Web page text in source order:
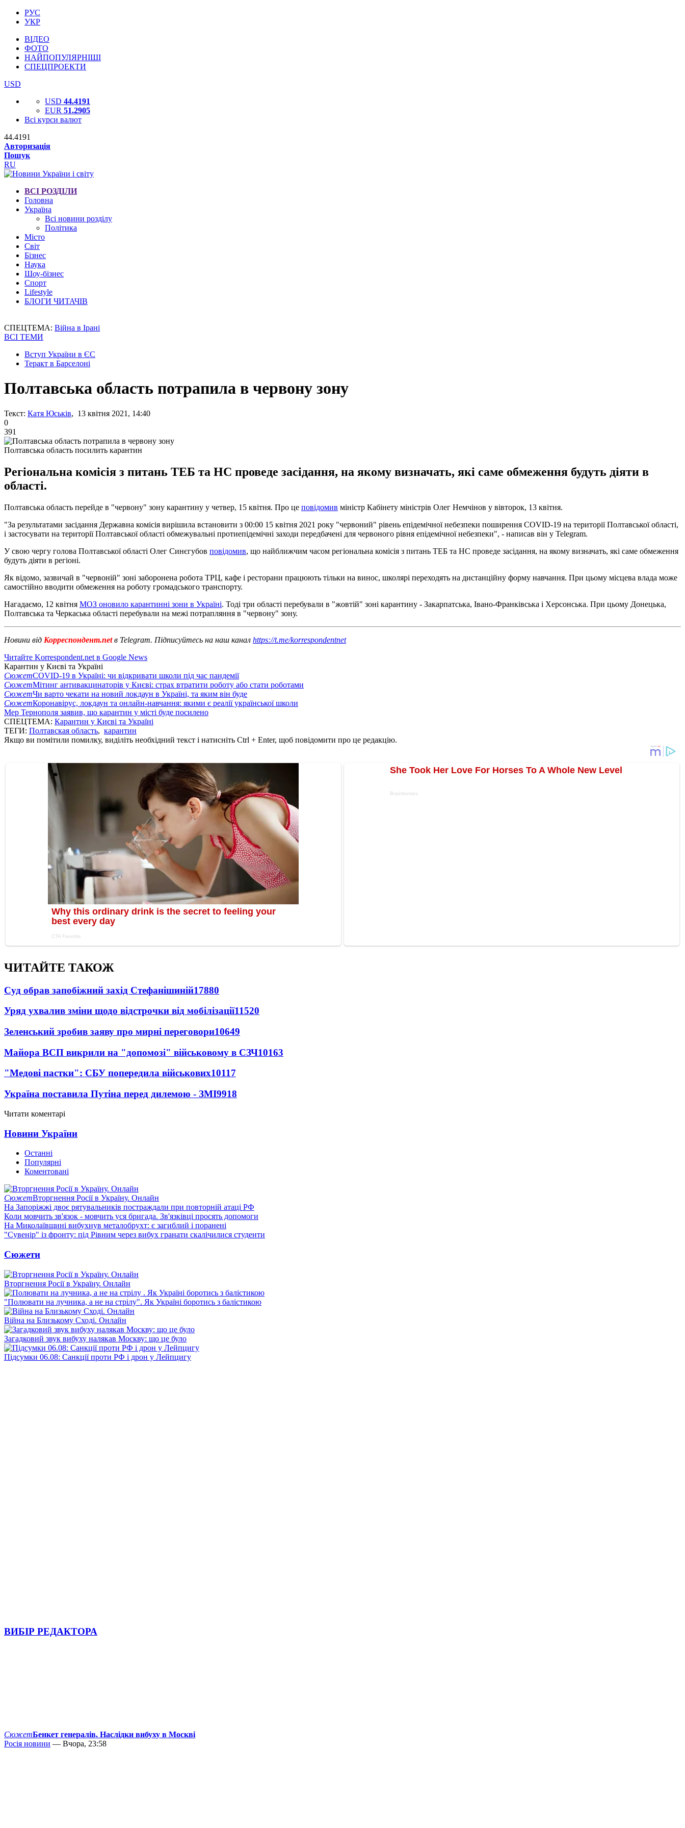
РУС
УКР
ВІДЕО
ФОТО
НАЙПОПУЛЯРНІШІ
СПЕЦПРОЕКТИ
USD
USD 44.4191
EUR 51.2905
Всі курси валют
44.4191
Авторизація
Пошук
RU
ВСІ РОЗДІЛИ
Головна
Україна
Всі новини розділу
Політика
Місто
Світ
Бізнес
Наука
Шоу-бізнес
Спорт
Lifestyle
БЛОГИ ЧИТАЧІВ
СПЕЦТЕМА: Війна в Ірані
ВСІ ТЕМИ
Вступ України в ЄС
Теракт в Барселоні
Полтавська область потрапила в червону зону
Текст: Катя Юськів, 13 квітня 2021, 14:40
0
391
Полтавська область посилить карантин
Регіональна комісія з питань ТЕБ та НС проведе засідання, на якому визначать, які саме обмеження будуть діяти в
області.
Полтавська область перейде в "червону" зону карантину у четвер, 15 квітня. Про це повідомив міністр Кабінету міністрів Олег Немчінов у вівторок, 13 квітня.
"За результатами засідання Державна комісія вирішила встановити з 00:00 15 квітня 2021 року "червоний" рівень епідемічної небезпеки поширення COVID-19 на території Полтавської області,
і застосувати на території Полтавської області обмежувальні протиепідемічні заходи передбачені для червоного рівня епідемічної небезпеки", - написав він у Telegram.
У свою чергу голова Полтавської області Олег Синєгубов повідомив, що найближчим часом регіональна комісія з питань ТЕБ ​​та НС проведе засідання, на якому визначать, які саме обмеження
будуть діяти в регіоні.
Як відомо, зазвичай в "червоній" зоні заборонена робота ТРЦ, кафе і ресторани працюють тільки на винос, школярі переходять на дистанційну форму навчання. При цьому місцева влада може
самостійно вводити обмеження на роботу громадського транспорту.
Нагадаємо, 12 квітня МОЗ оновило карантинні зони в Україні. Тоді три області перебували в "жовтій" зоні карантину - Закарпатська, Івано-Франківська і Херсонська. При цьому Донецька,
Полтавська та Черкаська області перебували на межі потрапляння в "червону" зону.
Новини від Корреспондент.netв Telegram. Підписуйтесь на наш канал https://t.me/korrespondentnet
Читайте Korrespondent.net в Google News
Карантин у Києві та Україні
СюжетCOVID-19 в Україні: чи відкривати школи під час пандемії
СюжетМітинг антивакцинаторів у Києві: страх втратити роботу або стати роботами
СюжетЧи варто чекати на новий локдаун в Україні, та яким він буде
СюжетКоронавірус, локдаун та онлайн-навчання: якими є реалії української школи
Мер Тернополя заявив, що карантин у місті буде посилено
СПЕЦТЕМА: Карантин у Києві та Україні
ТЕГИ: Полтавская область, карантин
Якщо ви помітили помилку, виділіть необхідний текст і натисніть Ctrl + Enter, щоб повідомити про це редакцію.
ЧИТАЙТЕ ТАКОЖ
Суд обрав запобіжний захід Стефанішиній17880
Уряд ухвалив зміни щодо відстрочки від мобілізації11520
Зеленський зробив заяву про мирні переговори10649
Майора ВСП викрили на "допомозі" військовому в СЗЧ10163
"Медові пастки": СБУ попередила військових10117
Україна поставила Путіна перед дилемою - ЗМІ9918
Читати коментарі
Новини України
Останні
Популярні
Коментовані
СюжетВторгнення Росії в Україну. Онлайн
На Запоріжжі двоє рятувальників постраждали при повторній атаці РФ
Коли мовчить зв'язок - мовчить уся бригада. Зв'язківці просять допомоги
На Миколаївщині вибухнув металобрухт: є загиблий і поранені
"Сувенір" із фронту: під Рівним через вибух гранати скалічилися студенти
Сюжети
Вторгнення Росії в Україну. Онлайн
"Полювати на лучника, а не на стрілу". Як Україні боротись з балістикою
Війна на Близькому Сході. Онлайн
Загадковий звук вибуху налякав Москву: що це було
Підсумки 06.08: Санкції проти РФ і дрон у Лейпцигу
ВИБІР РЕДАКТОРА
СюжетБенкет генералів. Наслідки вибуху в Москві
Росія новини — Вчора, 23:58